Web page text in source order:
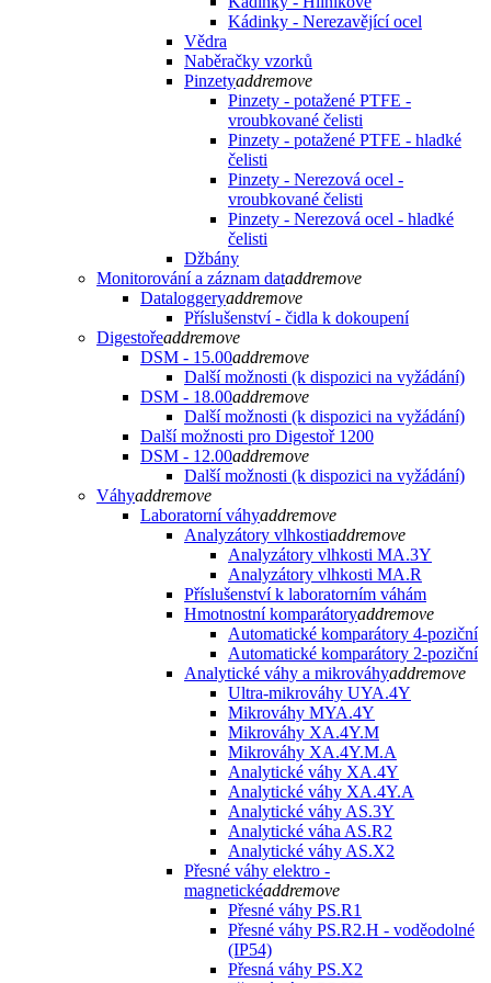
Kádinky - Nerezavějící ocel
Vědra
Naběračky vzorků
Pinzetyaddremove
Pinzety - potažené PTFE -
vroubkované čelisti
Pinzety - potažené PTFE - hladké
čelisti
Pinzety - Nerezová ocel -
vroubkované čelisti
Pinzety - Nerezová ocel - hladké
čelisti
Džbány
Monitorování a záznam dataddremove
Dataloggeryaddremove
Příslušenství - čidla k dokoupení
Digestořeaddremove
DSM - 15.00addremove
Další možnosti (k dispozici na vyžádání)
DSM - 18.00addremove
Další možnosti (k dispozici na vyžádání)
Další možnosti pro Digestoř 1200
DSM - 12.00addremove
Další možnosti (k dispozici na vyžádání)
Váhyaddremove
Laboratorní váhyaddremove
Analyzátory vlhkostiaddremove
Analyzátory vlhkosti MA.3Y
Analyzátory vlhkosti MA.R
Příslušenství k laboratorním váhám
Hmotnostní komparátoryaddremove
Automatické komparátory 4-poziční
Automatické komparátory 2-poziční
Analytické váhy a mikrováhyaddremove
Ultra-mikrováhy UYA.4Y
Mikrováhy MYA.4Y
Mikrováhy XA.4Y.M
Mikrováhy XA.4Y.M.A
Analytické váhy XA.4Y
Analytické váhy XA.4Y.A
Analytické váhy AS.3Y
Analytické váha AS.R2
Analytické váhy AS.X2
Přesné váhy elektro -
magnetickéaddremove
Přesné váhy PS.R1
Přesné váhy PS.R2.H - voděodolné
(IP54)
Přesná váhy PS.X2